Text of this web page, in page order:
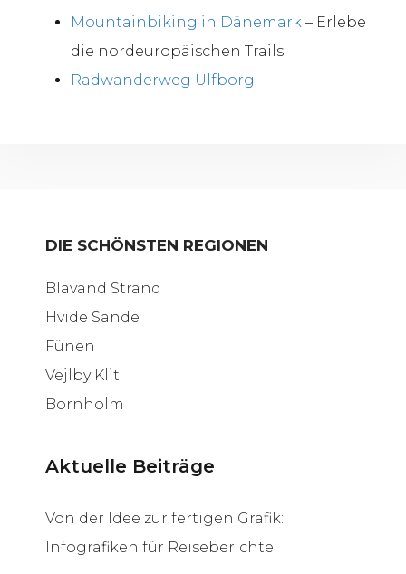
Mountainbiking in Dänemark – Erlebe
die nordeuropäischen Trails
Radwanderweg Ulfborg
DIE SCHÖNSTEN REGIONEN
Blavand Strand
Hvide Sande
Fünen
Vejlby Klit
Bornholm
Aktuelle Beiträge
Von der Idee zur fertigen Grafik:
Infografiken für Reiseberichte